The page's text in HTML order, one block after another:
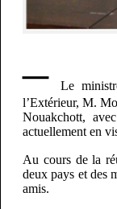
–
Le
l’Extérieur, M.
Nouakchott,
actuellement en
Au cours de la
deux pays et des
amis.